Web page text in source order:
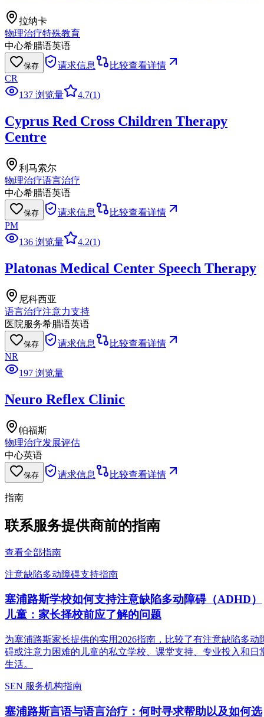
拉纳卡
物理治疗特殊教育
中心希腊语英语
保存 请求信息 比较查看详情
CR
137 浏览量
4.7(1)
Cyprus Red Cross Children Therapy
Centre
利马索尔
物理治疗语言治疗
中心希腊语英语
保存 请求信息 比较查看详情
PM
136 浏览量
4.2(1)
Platonas Medical Center Speech Therapy
尼科西亚
语言治疗注意力支持
医院服务希腊语英语
保存 请求信息 比较查看详情
NR
197 浏览量
Neuro Reflex Clinic
帕福斯
物理治疗发展评估
中心英语
保存 请求信息 比较查看详情
指南
联系服务提供商前的指南
查看全部指南
注意缺陷多动障碍支持指南
塞浦路斯学校如何支持注意缺陷多动障碍（ADHD）
儿童：家长择校前应了解的问题
为塞浦路斯家长提供的实用2026指南，比较了有注意缺陷多动
碍或注意力困难的儿童的私立学校、课堂支持、专业投入和日
生活。
SEN 服务机构指南
塞浦路斯言语与语言治疗：何时寻求帮助以及如何选